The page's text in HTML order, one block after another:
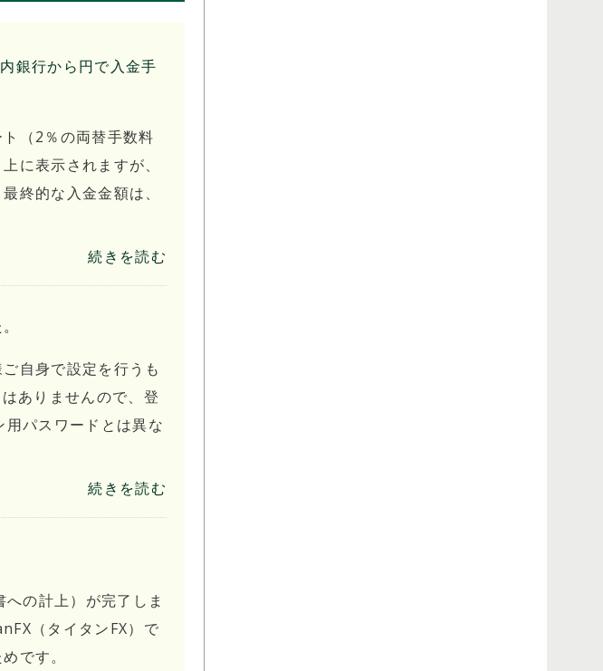
銀行から円で入金手
（2％の両替手数料
に表示されますが、
終的な入金金額は、
続きを読む
自身で設定を行うも
ありませんので、登
パスワードとは異な
続きを読む
の計上）が完了しま
（タイタンFX）で
です。